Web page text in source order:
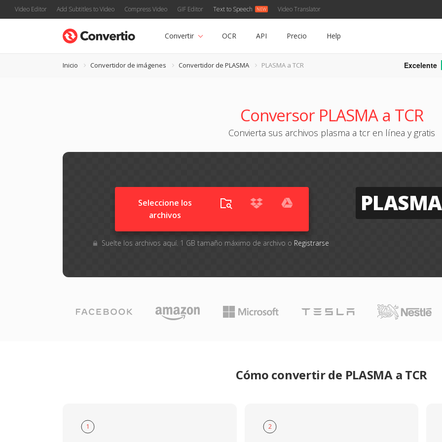
Video Editor Add Subtitles to Video Compress Video GIF Editor Text to Speech Video Translator
Convertir OCR API Precio Help
Inicio Convertidor de imágenes Convertidor de PLASMA PLASMA a TCR Excelente
Conversor PLASMA a TCR
Convierta sus archivos plasma a tcr en línea y gratis
Seleccione los
archivos
Suelte los archivos aquí. 1 GB tamaño máximo de archivo o Registrarse
PLASMA
Cómo convertir de PLASMA a TCR
1 2